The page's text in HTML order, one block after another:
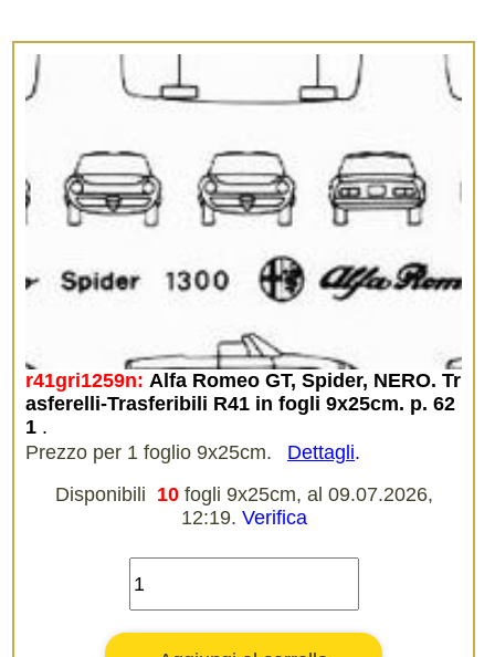
r41gri1259n: Alfa Romeo GT, Spider, NERO. Tr
asferelli-Trasferibili R41 in fogli 9x25cm. p. 62
1 .
Prezzo per 1 foglio 9x25cm.
Dettagli.
Disponibili 10 fogli 9x25cm, al 09.07.2026,
12:19. Verifica